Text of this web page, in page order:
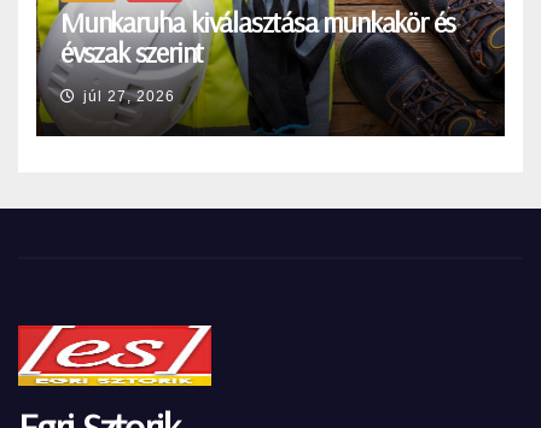
Munkaruha kiválasztása munkakör és
évszak szerint
júl 27, 2026